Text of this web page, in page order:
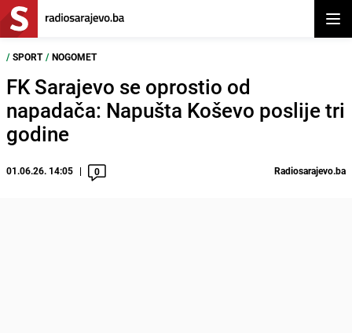
/ SPORT / NOGOMET
FK Sarajevo se oprostio od
napadača: Napušta Koševo poslije tri
godine
01.06.26. 14:05 0 Radiosarajevo.ba